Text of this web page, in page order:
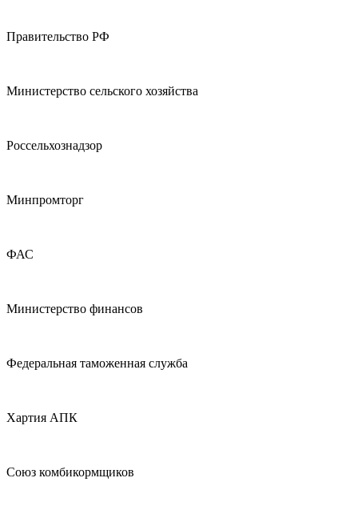
Правительство РФ
Министерство сельского хозяйства
Россельхознадзор
Минпромторг
ФАС
Министерство финансов
Федеральная таможенная служба
Хартия АПК
Союз комбикормщиков